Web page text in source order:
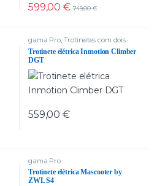
599,00€ 749,00€
gama Pro, Trotinetes com dois
motores
Trotinete elétrica Inmotion Climber
DGT
559,00€
gama Pro
Trotinete elétrica Mascooter by
ZWL S4